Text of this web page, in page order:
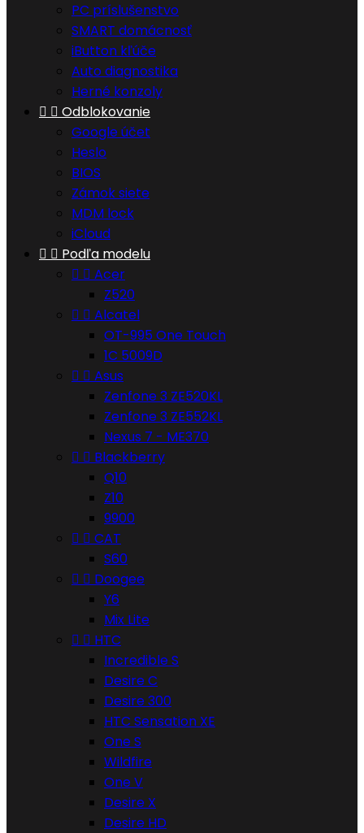
PC príslušenstvo
SMART domácnosť
iButton kľúče
Auto diagnostika
Herné konzoly
  Odblokovanie
Google účet
Heslo
BIOS
Zámok siete
MDM lock
iCloud
  Podľa modelu
  Acer
Z520
  Alcatel
OT-995 One Touch
1C 5009D
  Asus
Zenfone 3 ZE520KL
Zenfone 3 ZE552KL
Nexus 7 - ME370
  Blackberry
Q10
Z10
9900
  CAT
S60
  Doogee
Y6
Mix Lite
  HTC
Incredible S
Desire C
Desire 300
HTC Sensation XE
One S
Wildfire
One V
Desire X
Desire HD